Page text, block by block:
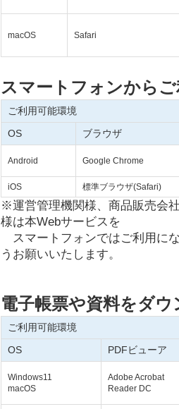
macOS Safari
スマートフォンから
ご利用可能環境
OS
ブラウザ
Android Google Chrome
iOS 標準ブラウザ(Safari)
※運営管理機関様、商品販売会
様は本Webサービスを
スマートフォンではご利用に
うお願いいたします。
電子帳票や資料をダ
ご利用可能環境
OS
PDFビューア
Windows11
macOS
Adobe Acrobat
Reader DC